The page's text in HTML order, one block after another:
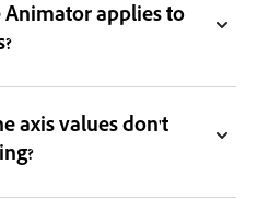
applies to
axis values don't